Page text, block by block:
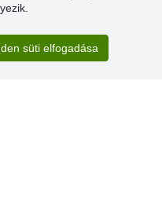
süti elfogadása